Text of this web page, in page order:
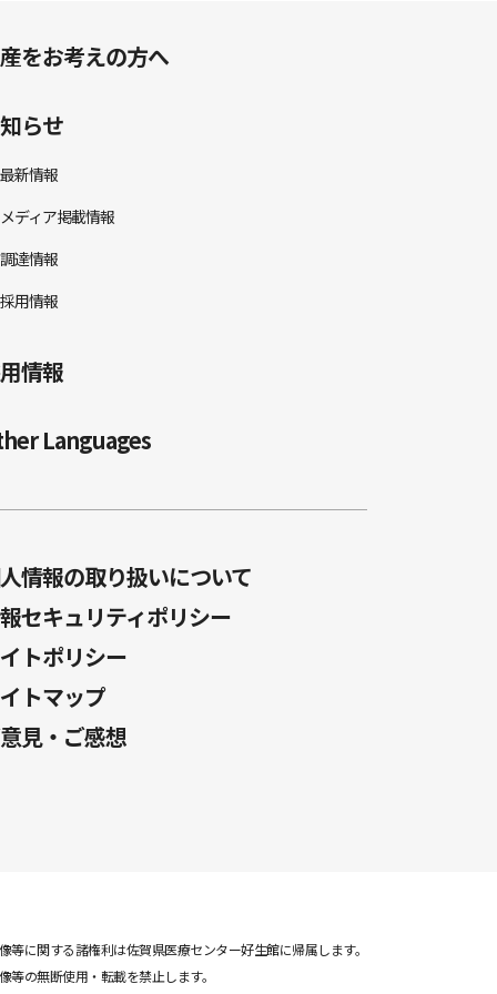
をお考えの方へ
らせ
最新情報
メディア掲載情報
調達情報
採用情報
情報
Languages
情報の取り扱いについて
セキュリティポリシー
トポリシー
トマップ
見・ご感想
等に関する諸権利は佐賀県医療センター好生館に帰属します。
等の無断使用・転載を禁止します。